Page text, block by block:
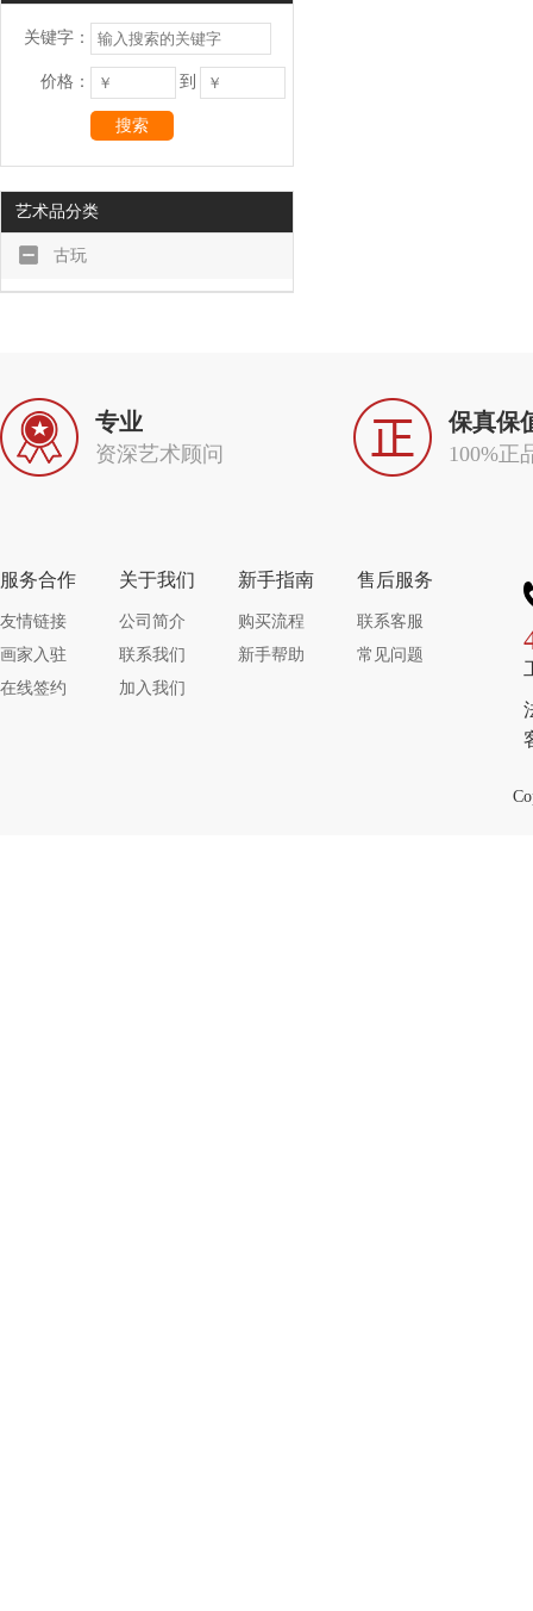
关键字：
价格： 到
搜索
艺术品分类
古玩
专业
资深艺术顾问
保真保
100%正
服务合作
友情链接
画家入驻
在线签约
关于我们
公司简介
联系我们
加入我们
新手指南
购买流程
新手帮助
售后服务
联系客服
常见问题